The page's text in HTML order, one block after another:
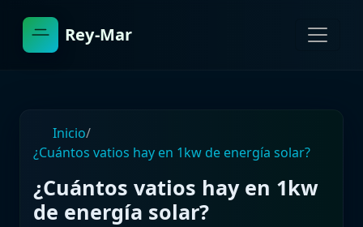
Rey-Mar
Inicio/
¿Cuántos vatios hay en 1kw de energía solar?
¿Cuántos vatios hay en 1kw
de energía solar?